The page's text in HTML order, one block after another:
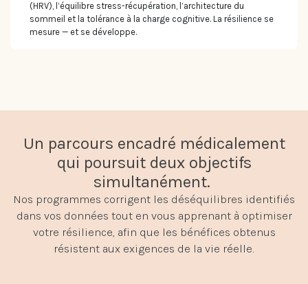
(HRV), l’équilibre stress-récupération, l’architecture du
sommeil et la tolérance à la charge cognitive. La résilience se
mesure — et se développe.
Un parcours encadré médicalement
qui poursuit deux objectifs
simultanément.
Nos programmes corrigent les déséquilibres identifiés
dans vos données tout en vous apprenant à optimiser
votre résilience, afin que les bénéfices obtenus
résistent aux exigences de la vie réelle.